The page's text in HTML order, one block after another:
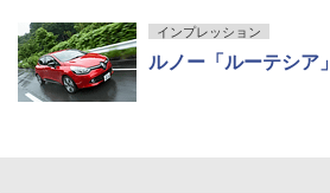
インプレッション
ルノー「ルーテシア」